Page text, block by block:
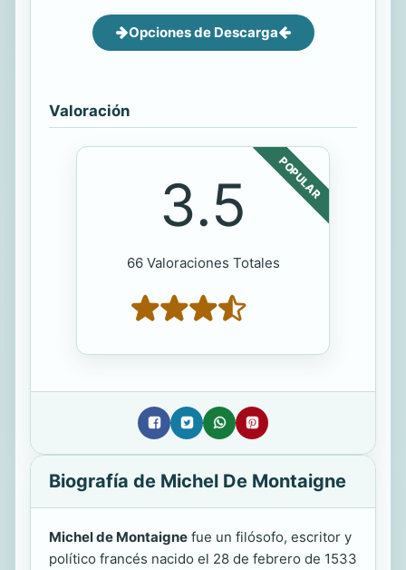
Opciones de Descarga
Valoración
POPULAR
3.5
66 Valoraciones Totales
Biografía de Michel De Montaigne
Michel de Montaigne fue un filósofo, escritor y
político francés nacido el 28 de febrero de 1533